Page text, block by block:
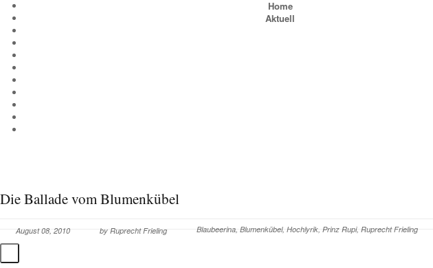
Home
Aktuell
Die Ballade vom Blumenkübel
August 08, 2010 by Ruprecht Frieling Blaubeerina, Blumenkübel, Hochlyrik, Prinz Rupi, Ruprecht Frieling